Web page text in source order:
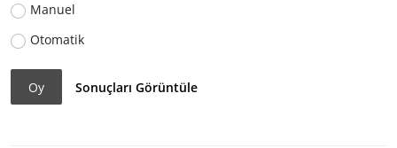
Manuel
Otomatik
Oy Sonuçları Görüntüle